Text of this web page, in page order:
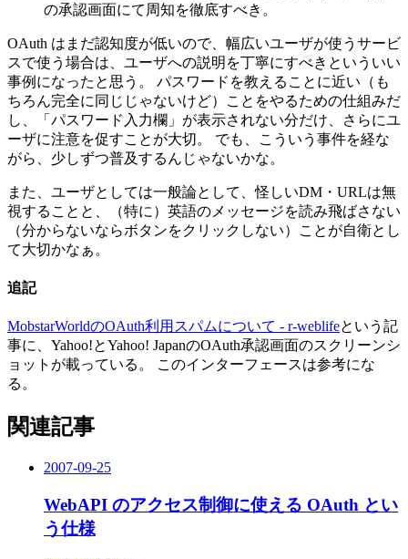
の承認画面にて周知を徹底すべき。
OAuth はまだ認知度が低いので、幅広いユーザが使うサービ
スで使う場合は、ユーザへの説明を丁寧にすべきといういい
事例になったと思う。 パスワードを教えることに近い（も
ちろん完全に同じじゃないけど）ことをやるための仕組みだ
し、「パスワード入力欄」が表示されない分だけ、さらにユ
ーザに注意を促すことが大切。 でも、こういう事件を経な
がら、少しずつ普及するんじゃないかな。
また、ユーザとしては一般論として、怪しいDM・URLは無
視することと、（特に）英語のメッセージを読み飛ばさない
（分からないならボタンをクリックしない）ことが自衛とし
て大切かなぁ。
追記
MobstarWorldのOAuth利用スパムについて - r-weblifeという記
事に、Yahoo!とYahoo! JapanのOAuth承認画面のスクリーンシ
ョットが載っている。 このインターフェースは参考にな
る。
関連記事
2007-09-25
WebAPI のアクセス制御に使える OAuth とい
う仕様